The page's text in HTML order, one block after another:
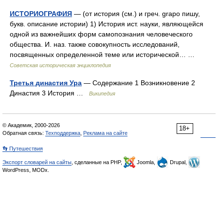
ИСТОРИОГРАФИЯ — (от история (см.) и греч. grapo пишу,
букв. описание истории) 1) История ист. науки, являющейся
одной из важнейших форм самопознания человеческого
общества. И. наз. также совокупность исследований,
посвященных определенной теме или исторической… …
Советская историческая энциклопедия
Третья династия Ура — Содержание 1 Возникновение 2
Династия 3 История …
Википедия
18+
© Академик, 2000-2026
Обратная связь: Техподдержка Реклама на сайте
👣 Путешествия
Экспорт словарей на сайты , сделанные на PHP, Joomla,
Drupal,
WordPress, MODx.